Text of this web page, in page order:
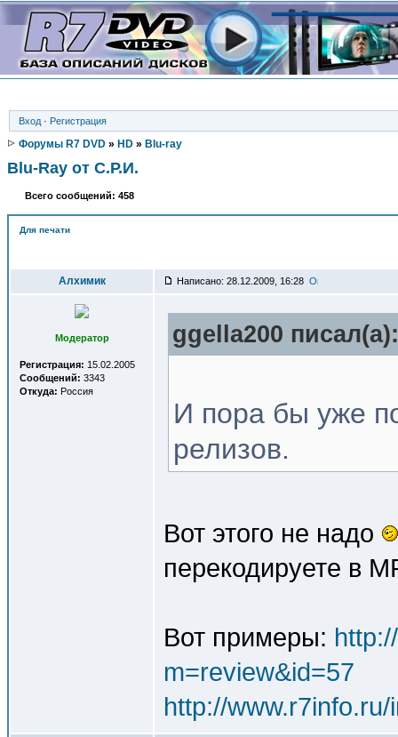
Вход · Регистрация
Форумы R7 DVD » HD » Blu-ray
Blu-Ray от С.Р.И.
Всего сообщений: 458
Для печати
Алхимик Написано: 28.12.2009, 16:28
Модератор
Регистрация: 15.02.2005
Сообщений: 3343
Откуда: Россия
ggella200 писал(a):
И пора бы уже
релизов.
Вот этого не надо
перекодируете в
Вот примеры:
m=review&id=57
http://